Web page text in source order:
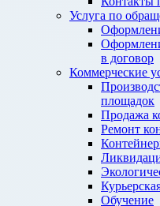
Услуга по
в договор
Коммерческие
площадок
Продажа
Ремонт
Обучение